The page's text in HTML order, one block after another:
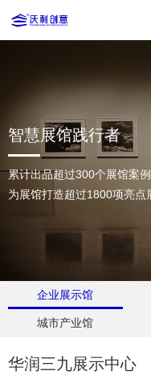
智慧展馆践行者
累计出品超过300个展馆案
为展馆打造超过1800项亮
企业展示馆
城市产业馆
华润三九展示中心